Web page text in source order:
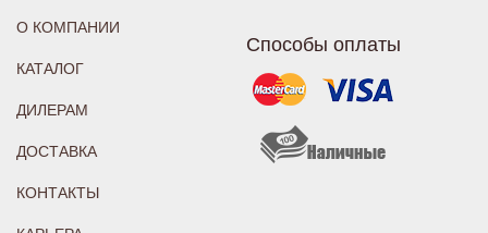
О КОМПАНИИ
КАТАЛОГ
ДИЛЕРАМ
ДОСТАВКА
КОНТАКТЫ
Способы оплаты